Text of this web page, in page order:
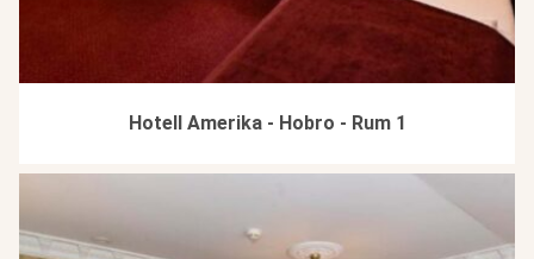
Hotell Amerika - Hobro - Rum 1